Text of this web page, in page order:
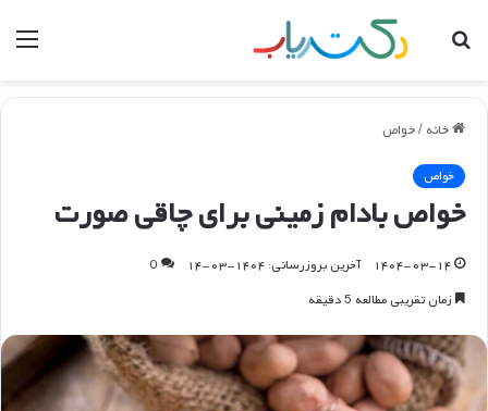
جستجو
خانه /خواص
خواص
خواص بادام زمینی برای چاقی صورت
۱۴۰۴-۰۳-۱۴ آخرین بروزرسانی: ۱۴۰۴-۰۳-۱۴
0
زمان تقریبی مطالعه 5 دقیقه